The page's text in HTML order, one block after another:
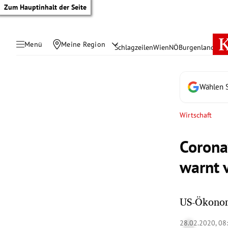
Zum Hauptinhalt der Seite
Menü Meine Region SchlagzeilenWienNÖBurgenland
Wählen
Wirtschaft
warnt
US-
28.02.2020,